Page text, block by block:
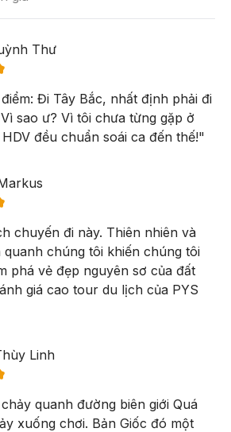
ra điều kiện lý tưởng cho việc du ngoạn
Lâm Bản Giốclà điểm du xuân tâm linh
hành trình khám phá Cao Bằng dịp
Phia Nhằm, cách thác Bản Giốc
lưng tựa núi, mặt hướng thác, không
nhiên hùng vĩ. Đầu năm, du khách
bái, cầu bình an – tài lộc cho năm
toàn cảnh thác Bản Giốc trong tiết trời
nghiệm vừa linh thiêng vừa thư thái,
xuân 3N3Đ.
Thư
Đi Tây Bắc, nhất định phải đi
sao ư? Vì tôi chưa từng gặp ở
đều chuẩn soái ca đến thế!"
chuyến đi này. Thiên nhiên và
chúng tôi khiến chúng tôi
phá vẻ đẹp nguyên sơ của đất
giá cao tour du lịch của PYS
Linh
quanh đường biên giới Quá
xuống chơi. Bản Giốc đó một